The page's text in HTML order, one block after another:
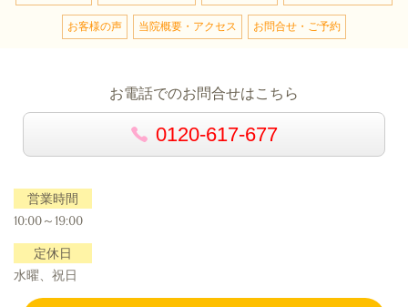
お客様の声 当院概要・アクセス お問合せ・ご予約
お電話でのお問合せはこちら
0120-617-677
営業時間
10:00～19:00
定休日
水曜、祝日